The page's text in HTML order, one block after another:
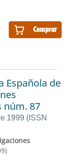
Comprar
Española de
núm. 87
1999 (ISSN